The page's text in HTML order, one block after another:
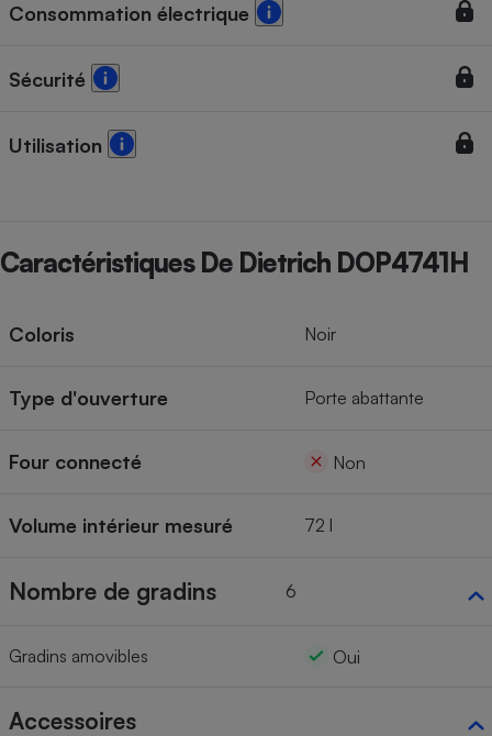
Consommation électrique
Sécurité
Utilisation
Caractéristiques De Dietrich DOP4741H
Coloris Noir
Type d'ouverture Porte abattante
Four connecté Non
Volume intérieur mesuré 72 l
Nombre de gradins 6
Gradins amovibles Oui
Accessoires